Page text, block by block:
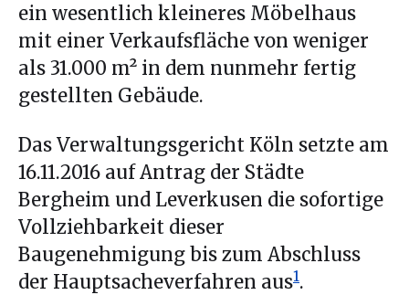
ein wesentlich kleineres Möbelhaus
mit einer Verkaufsfläche von weniger
als 31.000 m² in dem nunmehr fertig
gestellten Gebäude.
Das Verwaltungsgericht Köln setzte am
16.11.2016 auf Antrag der Städte
Bergheim und Leverkusen die sofortige
Vollziehbarkeit dieser
Baugenehmigung bis zum Abschluss
der Hauptsacheverfahren aus1.